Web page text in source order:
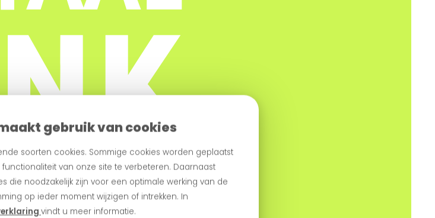
gebruik van cookies
soorten cookies. Sommige cookies worden geplaatst
van onze site te verbeteren. Daarnaast
die noodzakelijk zijn voor een optimale werking van de
op ieder moment wijzigen of intrekken. In
vindt u meer informatie.